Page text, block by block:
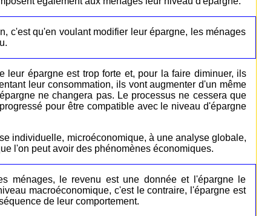
c'est qu'en voulant modifier leur épargne, les ménages
leur épargne est trop forte et, pour la faire diminuer, ils
leur consommation, ils vont augmenter d'un même
ne changera pas. Le processus ne cessera que
pour être compatible avec le niveau d'épargne
individuelle, microéconomique, à une analyse globale,
l'on peut avoir des phénomènes économiques.
ménages, le revenu est une donnée et l'épargne le
macroéconomique, c'est le contraire, l'épargne est
de leur comportement.